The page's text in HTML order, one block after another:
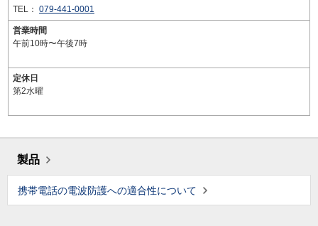
TEL： 079-441-0001
営業時間
午前10時〜午後7時
定休日
第2水曜
製品
携帯電話の電波防護への適合性について